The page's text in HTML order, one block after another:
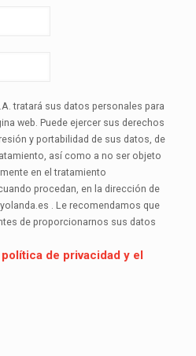
tratará sus datos personales para
web. Puede ejercer sus derechos
y portabilidad de sus datos, de
así como a no ser objeto
en el tratamiento
procedan, en la dirección de
. Le recomendamos que
de proporcionarnos sus datos
de privacidad y el